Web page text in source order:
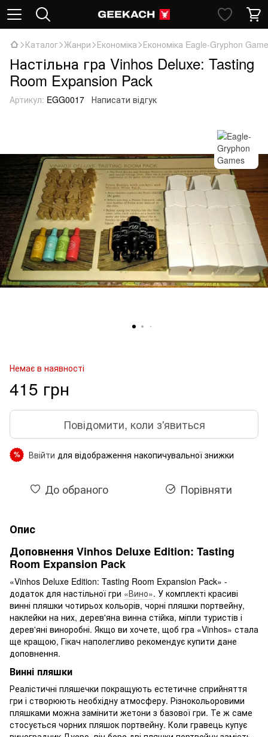
Каталог Жанри Економіка Економіка Eagle-Gryphon
Настільна гра Vinhos Deluxe: Tasting
Room Expansion Pack
Артикул: EGG0017 Написати відгук
Немає в наявності
415 грн
Повідомити, коли з'явиться
% Ввійти для відображення накопичувальної знижки
До обраного Порівняти
Опис
Доповнення Vinhos Deluxe Edition: Tasting
Room Expansion Pack
«Vinhos Deluxe Edition: Tasting Room Expansion Pack» -
додаток для настільної гри «Вино». У комплекті красиві
винні пляшки чотирьох кольорів, чорні пляшки портвейну,
наклейки на них, дерев'яна винна стійка, міпли туристів і
дерев'яні виноробні. Якщо ви хочете, щоб гра «Vinhos» стала
ще кращою, Гікач наполегливо рекомендує купити дане
доповнення.
Винні пляшки
Реалістичні пляшечки покращують естетичне сприйняття
гри і створюють необхідну атмосферу. Різнокольоровими
пляшками можна замінити жетони з базової гри. Те ж саме
стосується чорних пляшок портвейну. Коли гравець купує